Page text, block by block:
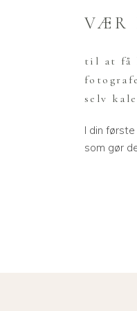
VÆR
til at få
selv
I din
som gør